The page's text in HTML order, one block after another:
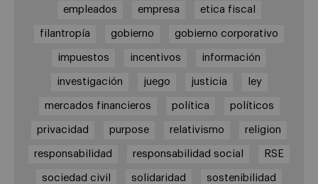
empleados empresa etica fiscal
filantropía gobierno gobierno corporativo
impuestos incentivos información
investigación juego justicia ley
mercados financieros política políticos
privacidad purpose relativismo religion
responsabilidad responsabilidad social RSE
sociedad civil solidaridad sostenibilidad